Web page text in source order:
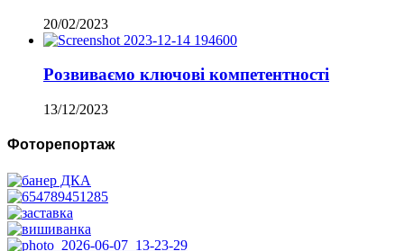
20/02/2023
Розвиваємо ключові компетентності
13/12/2023
Фоторепортаж